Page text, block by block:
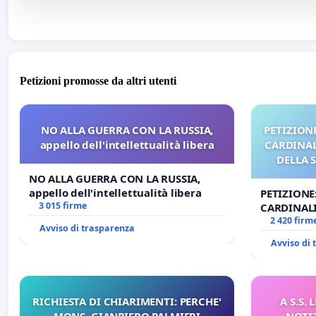
Petizioni promosse da altri utenti
NO ALLA GUERRA CON LA RUSSIA,
appello dell'intellettualità libera
NO ALLA GUERRA CON LA RUSSIA,
appello dell'intellettualità libera
3 015 firme
Avviso di trasparenza
DELLA
DELLA
2 420
Avviso di
RICHIESTA DI CHIARIMENTI: PERCHE'
A S.S.